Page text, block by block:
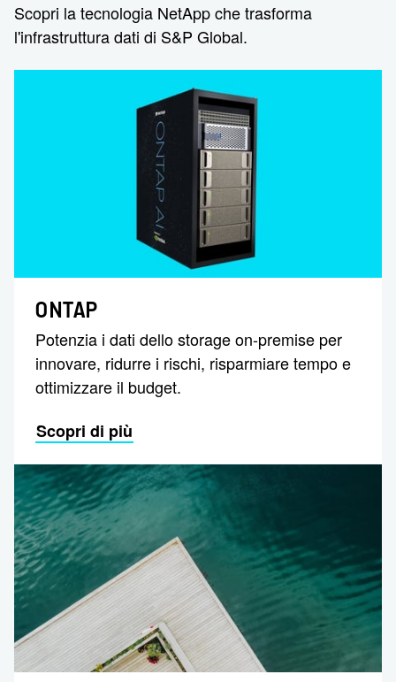
Scopri la tecnologia NetApp che trasforma
l'infrastruttura dati di S&P Global.
ONTAP
Potenzia i dati dello storage on-premise per
innovare, ridurre i rischi, risparmiare tempo e
ottimizzare il budget.
Scopri di più